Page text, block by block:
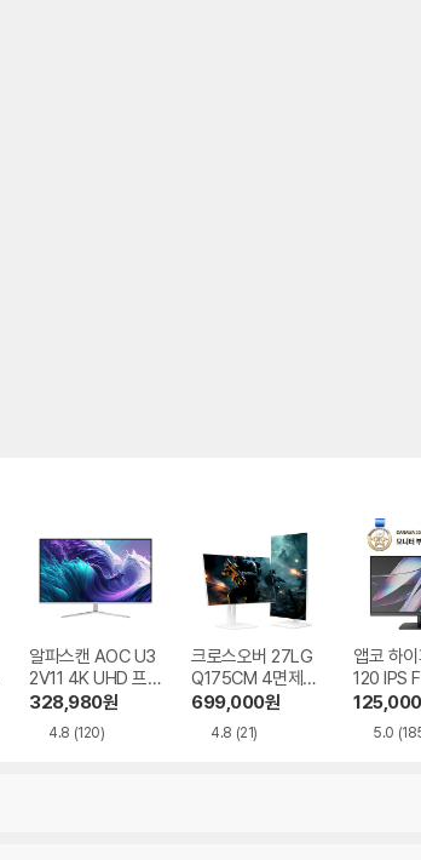
알파스캔 AOC U3
2V11 4K UHD 프리
싱크 HDR 시력보호
무결점
328,980원
4.8 (120)
크로스오버 27LG
Q175CM 4면제로
QHD iPS TYPE-C
Ai 화이트 멀티스탠
699,000원
4.8 (21)
앱코 하
120 IPS
HDR 무
125,000
5.0